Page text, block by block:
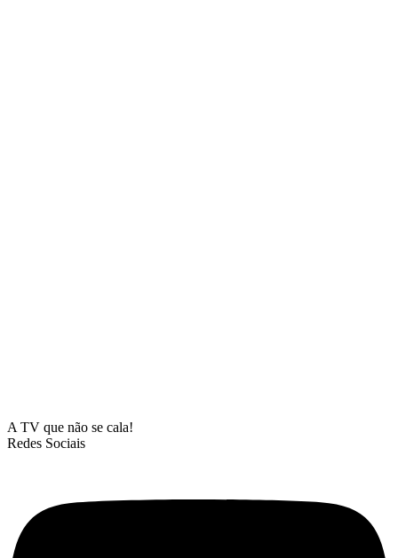
A TV que não se cala!
Redes Sociais